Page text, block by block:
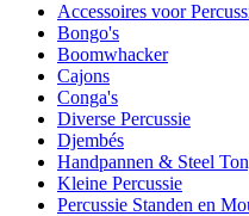
Accessoires voor
Bongo's
Boomwhacker
Cajons
Conga's
Diverse Percussie
Djembés
Handpannen & Steel
Kleine Percussie
Percussie Standen en